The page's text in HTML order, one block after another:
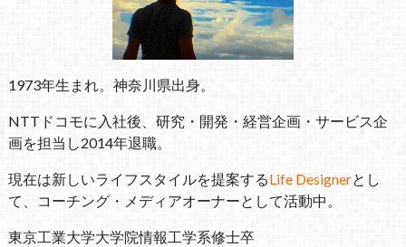
1973年生まれ。神奈川県出身。
NTTドコモに入社後、研究・開発・経営企画・サービス企
画を担当し2014年退職。
現在は新しいライフスタイルを提案するLife Designerとし
て、コーチング・メディアオーナーとして活動中。
東京工業大学大学院情報工学系修士卒